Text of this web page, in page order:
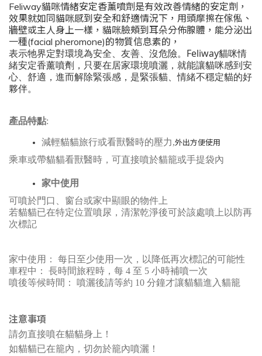
Feliway貓咪情緒安定香薰噴劑是有效改善情緒的安定劑，
效果就如同貓咪感到安全和舒適情況下，用頭摩擦在傢俬、
牆壁或主人身上一樣，貓咪臉頰到耳朵分佈腺體，能分泌出
一種(facial pheromone)的物質信息素的，
表示牠界定對環境為安全、友善、沒危險。Feliway貓咪情
緒安定香薰噴劑，只要在居家環境噴灑，就能讓貓咪感到安
心、舒適，進而解除緊張感，是緊張貓、情緒不穩定貓的好
夥伴。
產品特點:
減輕貓貓旅行或看獸醫時的壓力,外出方便使用
乘車或帶貓貓看獸醫時，可直接噴於貓籠或手提袋內
家中使用
可噴於門口、窗台或家中顯眼的物件上
若貓貓已在特定位置噴尿，清潔乾淨後可於該處噴上以防再
次標記
家中使用： 每日至少使用一次，以降低再次標記的可能性
車程中： 長時間旅程時，每 4 至 5 小時補噴一次
噴後等候時間： 噴灑後請等約 10 分鐘才讓貓貓進入貓籠
注意事項
請勿直接噴在貓貓身上！
如貓貓已在籠內，切勿於籠內噴灑！